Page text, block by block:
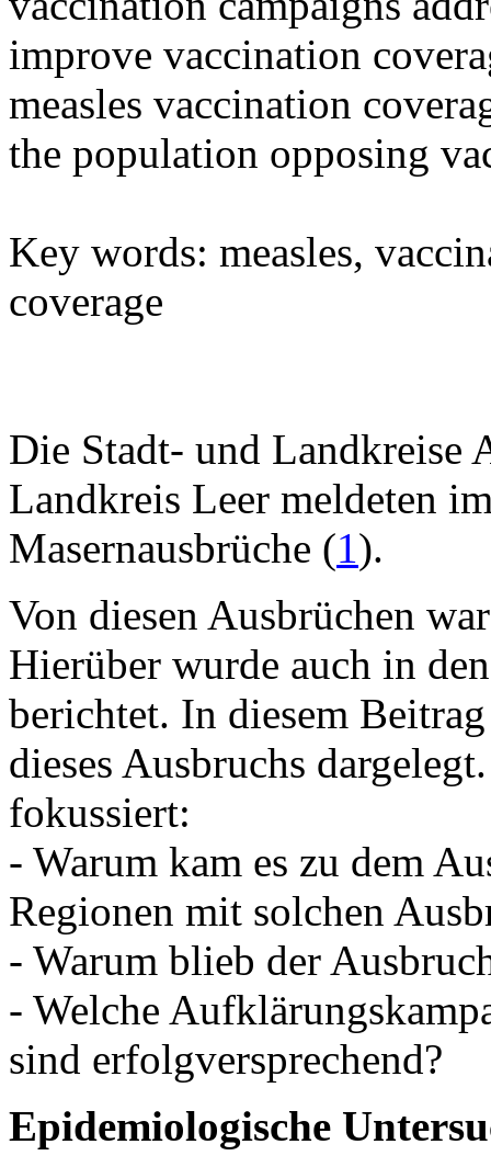
improve vaccination
measles vaccination
the population opposing
Key words: measles,
coverage
Die Stadt- und Landkreise
Landkreis Leer meldeten
Masernausbrüche (1).
Von diesen Ausbrüchen
Hierüber wurde auch in
berichtet. In diesem
dieses Ausbruchs
fokussiert:
- Warum kam es zu dem
Regionen mit solchen
- Warum blieb der
- Welche
sind erfolgversprechend?
Epidemiologische